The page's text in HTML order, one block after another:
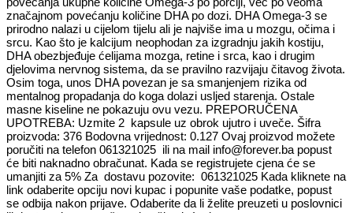
značajnom povećanju količine DHA po dozi. DHA Omega-3 se
prirodno nalazi u cijelom tijelu ali je najviše ima u mozgu, očima i
srcu. Kao što je kalcijum neophodan za izgradnju jakih kostiju,
DHA obezbjeđuje ćelijama mozga, retine i srca, kao i drugim
djelovima nervnog sistema, da se pravilno razvijaju čitavog života.
Osim toga, unos DHA povezan je sa smanjenjem rizika od
mentalnog propadanja do koga dolazi usljed starenja. Ostale
masne kiseline ne pokazuju ovu vezu. PREPORUČENA
UPOTREBA: Uzmite 2 kapsule uz obrok ujutro i uveče. Šifra
proizvoda: 376 Bodovna vrijednost: 0.127 Ovaj proizvod možete
poručiti na telefon 061321025 ili na mail info@forever.ba popust
će biti naknadno obračunat. Kada se registrujete cjena će se
umanjiti za 5% Za dostavu pozovite: 061321025 Kada kliknete na
link odaberite opciju novi kupac i popunite vaše podatke, popust
se odbija nakon prijave. Odaberite da li želite preuzeti u poslovnici